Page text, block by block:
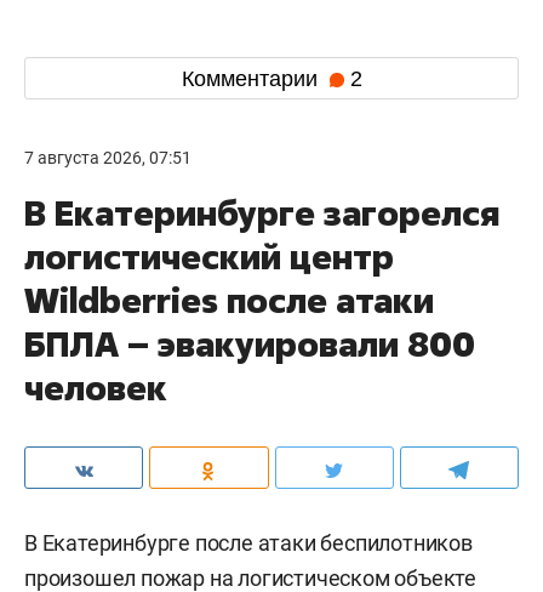
Комментарии 2
7 августа 2026, 07:51
В Екатеринбурге загорелся
логистический центр
Wildberries после атаки
БПЛА – эвакуировали 800
человек
В Екатеринбурге после атаки беспилотников
произошел пожар на логистическом объекте